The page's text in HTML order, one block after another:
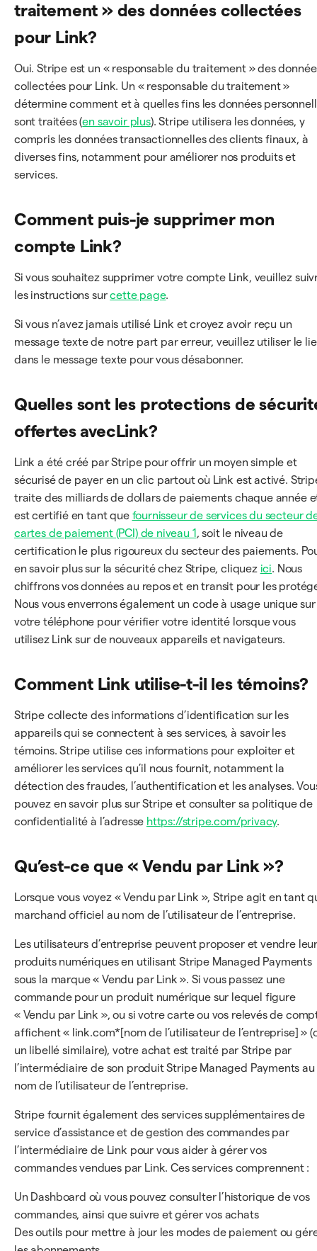
traitement » des données collectées
pour Link?
Oui. Stripe est un « responsable du traitement » des
collectées pour Link. Un « responsable du traitement »
détermine comment et à quelles fins les données
sont traitées (en savoir plus). Stripe utilisera les données, y
compris les données transactionnelles des clients finaux, à
diverses fins, notamment pour améliorer nos produits et
services.
Comment puis-je supprimer mon
compte Link?
Si vous souhaitez supprimer votre compte Link, veuillez
les instructions surcette page.
Si vous n’avez jamais utilisé Link et croyez avoir reçu un
message texte de notre part par erreur, veuillez utiliser le
dans le message texte pour vous désabonner.
Quelles sont les protections de
offertes avecLink?
Link a été créé par Stripe pour offrir un moyen simple et
sécurisé de payer en un clic partout où Link est activé.
traite des milliards de dollars de paiements chaque année
est certifié en tant que fournisseur de services du secteur
cartes de paiement (PCI) de niveau 1 , soit le niveau de
certification le plus rigoureux du secteur des paiements.
en savoir plus sur la sécurité chez Stripe, cliquez ici. Nous
chiffrons vos données au repos et en transit pour les
Nous vous enverrons également un code à usage unique sur
votre téléphone pour vérifier votre identité lorsque vous
utilisez Link sur de nouveaux appareils et navigateurs.
Comment Link utilise-t-il les témoins?
Stripe collecte des informations d’identification sur les
appareils qui se connectent à ses services, à savoir les
témoins. Stripe utilise ces informations pour exploiter et
améliorer les services qu’il nous fournit, notamment la
détection des fraudes, l’authentification et les analyses.
pouvez en savoir plus sur Stripe et consulter sa politique de
confidentialité à l’adresse https://stripe.com/privacy.
Qu’est-ce que « Vendu par Link »?
Lorsque vous voyez « Vendu par Link », Stripe agit en tant
marchand officiel au nom de l’utilisateur de l’entreprise.
Les utilisateurs d’entreprise peuvent proposer et vendre
produits numériques en utilisant Stripe Managed Payments
sous la marque « Vendu par Link ». Si vous passez une
commande pour un produit numérique sur lequel figure
« Vendu par Link », ou si votre carte ou vos relevés de
affichent « link.com*[nom de l’utilisateur de l’entreprise] »
un libellé similaire), votre achat est traité par Stripe par
l’intermédiaire de son produit Stripe Managed Payments au
nom de l’utilisateur de l’entreprise.
Stripe fournit également des services supplémentaires de
service d’assistance et de gestion des commandes par
l’intermédiaire de Link pour vous aider à gérer vos
commandes vendues par Link. Ces services comprennent :
Un Dashboard où vous pouvez consulter l’historique de vos
commandes, ainsi que suivre et gérer vos achats
Des outils pour mettre à jour les modes de paiement ou